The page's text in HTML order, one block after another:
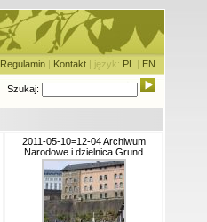
Regulamin | Kontakt | język: PL | EN
Szukaj:
2011-05-10=12-04 Archiwum
Narodowe i dzielnica Grund